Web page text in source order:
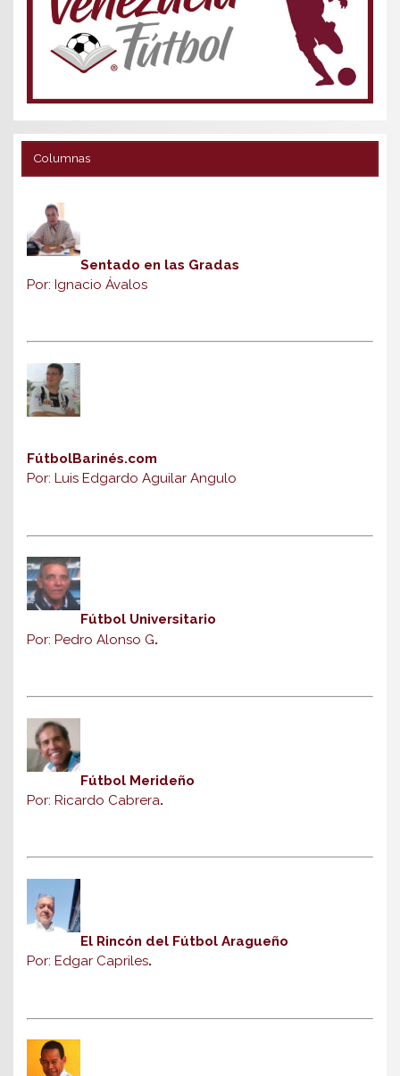
Columnas
Sentado en las Gradas
Por: Ignacio Ávalos
FútbolBarinés.com
Por: Luis Edgardo Aguilar Angulo
Fútbol Universitario
Por: Pedro Alonso G.
Fútbol Merideño
Por: Ricardo Cabrera.
El Rincón del Fútbol Aragueño
Por: Edgar Capriles.